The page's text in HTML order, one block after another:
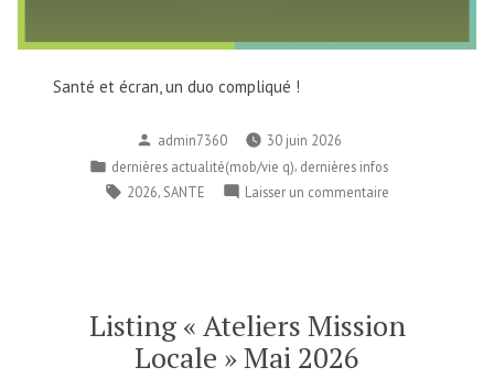
Santé et écran, un duo compliqué !
Publié
par
admin7360
30 juin 2026
Publié
dans
dernières actualité(mob/vie q) dernières infos
Étiquettes :
2026 SANTE Laisser un commentaire
écran
Listing « Ateliers Mission
Locale » Mai 2026